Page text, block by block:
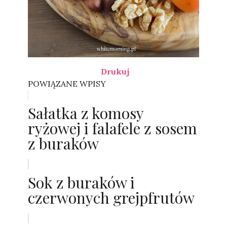
Drukuj
POWIĄZANE WPISY
Sałatka z komosy
ryżowej i falafele z sosem
z buraków
Sok z buraków i
czerwonych grejpfrutów